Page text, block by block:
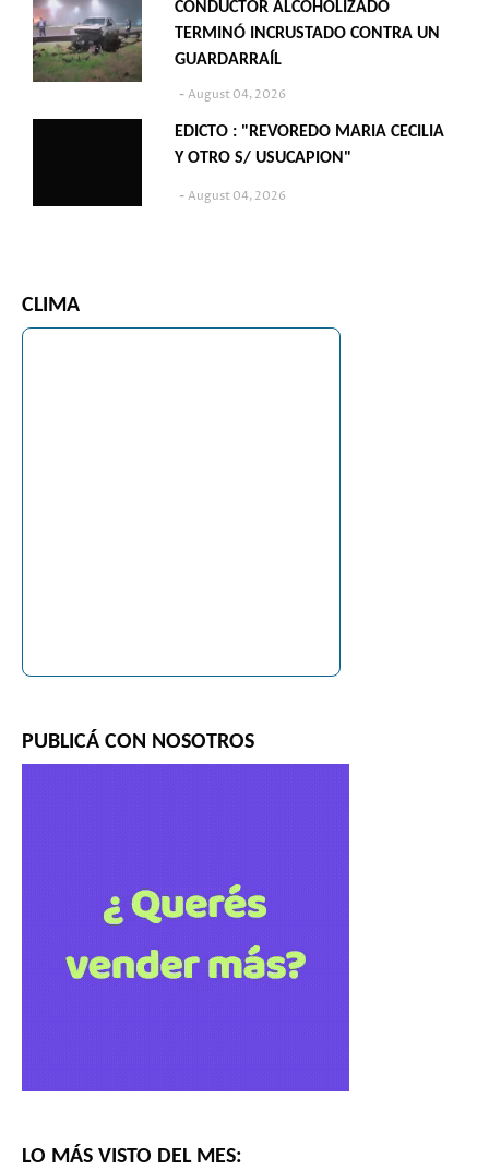
CONDUCTOR ALCOHOLIZADO
TERMINÓ INCRUSTADO CONTRA UN
GUARDARRAÍL
August 04, 2026
EDICTO : "REVOREDO MARIA CECILIA
Y OTRO S/ USUCAPION"
August 04, 2026
CLIMA
PUBLICÁ CON NOSOTROS
LO MÁS VISTO DEL MES: